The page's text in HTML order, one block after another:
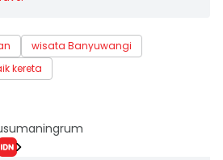
wisata Banyuwangi
kereta